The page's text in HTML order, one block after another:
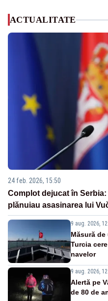
ACTUALITATE
24 feb. 2026, 15:50
Complot dejucat în
plănuiau asasinarea lui
9 aug. 2026,
Măsură de
Turcia
navelor
9 aug. 2026,
Alertă pe
de 80 de